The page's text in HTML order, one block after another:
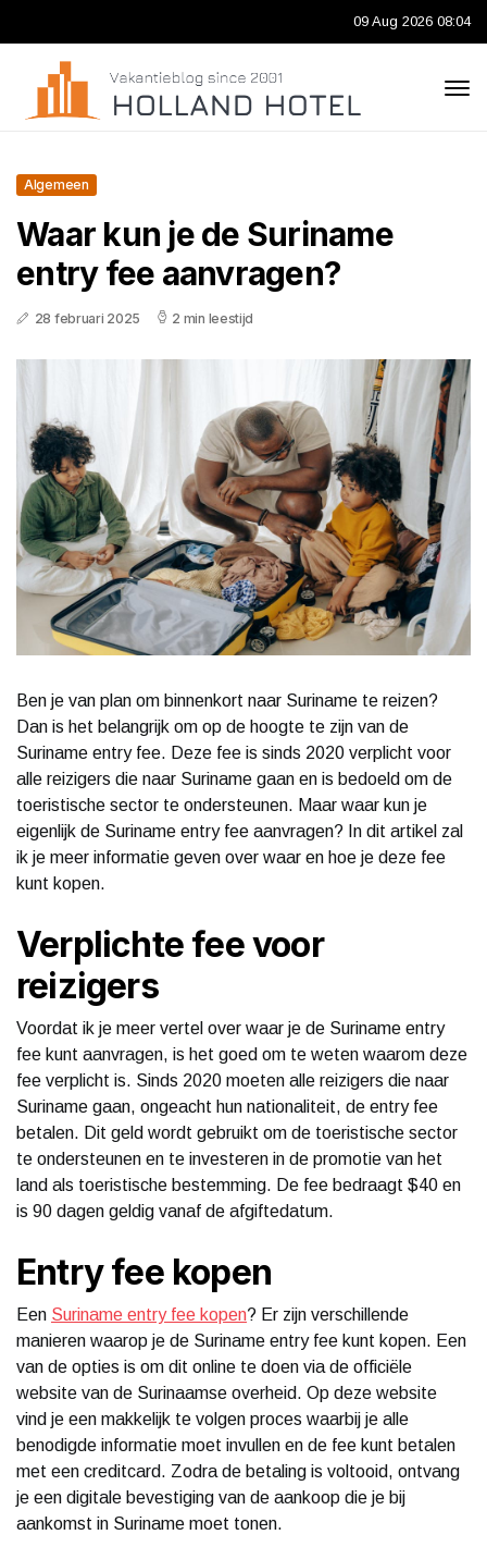
09 Aug 2026 08:04
Algemeen
Waar kun je de Suriname
entry fee aanvragen?
28 februari 2025 2 min leestijd
Ben je van plan om binnenkort naar Suriname te reizen?
Dan is het belangrijk om op de hoogte te zijn van de
Suriname entry fee. Deze fee is sinds 2020 verplicht voor
alle reizigers die naar Suriname gaan en is bedoeld om de
toeristische sector te ondersteunen. Maar waar kun je
eigenlijk de Suriname entry fee aanvragen? In dit artikel zal
ik je meer informatie geven over waar en hoe je deze fee
kunt kopen.
Verplichte fee voor
reizigers
Voordat ik je meer vertel over waar je de Suriname entry
fee kunt aanvragen, is het goed om te weten waarom deze
fee verplicht is. Sinds 2020 moeten alle reizigers die naar
Suriname gaan, ongeacht hun nationaliteit, de entry fee
betalen. Dit geld wordt gebruikt om de toeristische sector
te ondersteunen en te investeren in de promotie van het
land als toeristische bestemming. De fee bedraagt $40 en
is 90 dagen geldig vanaf de afgiftedatum.
Entry fee kopen
Een Suriname entry fee kopen? Er zijn verschillende
manieren waarop je de Suriname entry fee kunt kopen. Een
van de opties is om dit online te doen via de officiële
website van de Surinaamse overheid. Op deze website
vind je een makkelijk te volgen proces waarbij je alle
benodigde informatie moet invullen en de fee kunt betalen
met een creditcard. Zodra de betaling is voltooid, ontvang
je een digitale bevestiging van de aankoop die je bij
aankomst in Suriname moet tonen.